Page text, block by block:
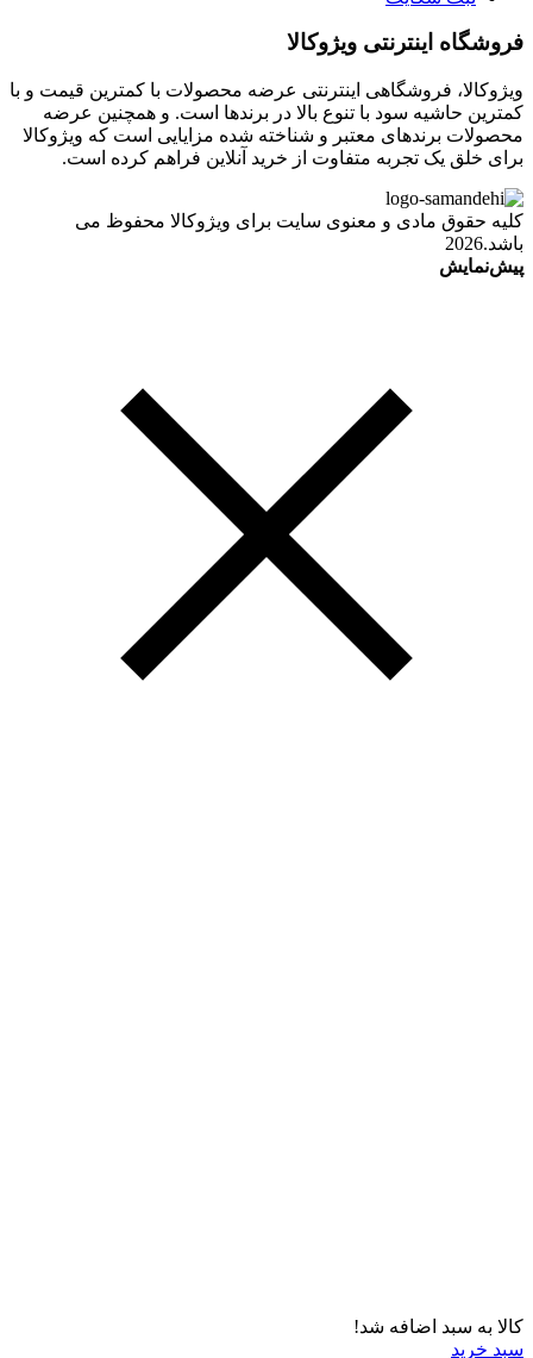
فروشگاه اینترنتی ویژوکالا
ویژوکالا، فروشگاهی اینترنتی عرضه محصولات با کمترین قیمت و با
کمترین حاشیه سود با تنوع بالا در برندها است. و همچنین عرضه
محصولات برندهای معتبر و شناخته شده مزایایی است که ویژوکالا
برای خلق یک تجربه متفاوت از خرید آنلاین فراهم کرده است.
کلیه حقوق مادی و معنوی سایت برای ویژوکالا محفوظ می
باشد.2026
پیش‌نمایش
کالا به سبد اضافه شد!
سبد خرید